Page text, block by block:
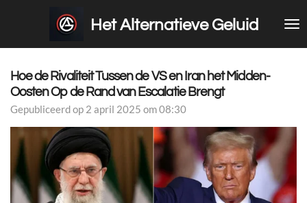
hoofdinhoud
Het Alternatieve Geluid
Hoe de Rivaliteit Tussen de VS en Iran het Midden-
Oosten Op de Rand van Escalatie Brengt
Gepubliceerd op 2 april 2025 om 08:30